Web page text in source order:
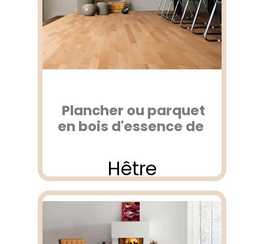
Plancher ou parquet
en bois d'essence de
Hêtre